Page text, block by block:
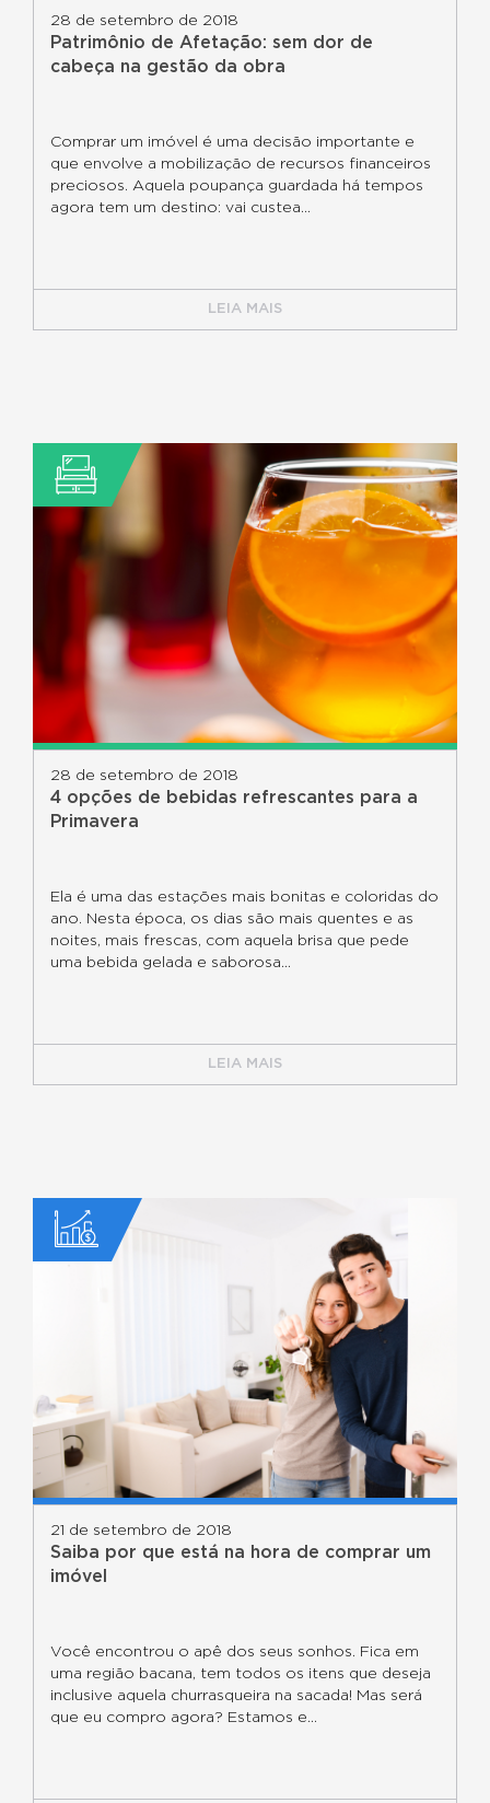
28 de setembro de 2018
Patrimônio de Afetação: sem dor de
cabeça na gestão da obra
Comprar um imóvel é uma decisão importante e
que envolve a mobilização de recursos financeiros
preciosos. Aquela poupança guardada há tempos
agora tem um destino: vai custea...
LEIA MAIS
28 de setembro de 2018
4 opções de bebidas refrescantes para a
Primavera
Ela é uma das estações mais bonitas e coloridas do
ano. Nesta época, os dias são mais quentes e as
noites, mais frescas, com aquela brisa que pede
uma bebida gelada e saborosa...
LEIA MAIS
21 de setembro de 2018
Saiba por que está na hora de comprar um
imóvel
Você encontrou o apê dos seus sonhos. Fica em
uma região bacana, tem todos os itens que deseja
inclusive aquela churrasqueira na sacada! Mas será
que eu compro agora? Estamos e...